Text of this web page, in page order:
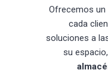
Ofrecemos
cada
soluciones a
su